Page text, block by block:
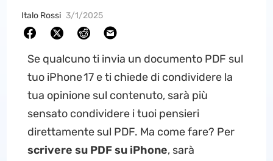
Italo Rossi 3/1/2025
Se qualcuno ti invia un documento PDF sul
tuo iPhone 17 e ti chiede di condividere la
tua opinione sul contenuto, sarà più
sensato condividere i tuoi pensieri
direttamente sul PDF. Ma come fare? Per
scrivere su PDF su iPhone, sarà